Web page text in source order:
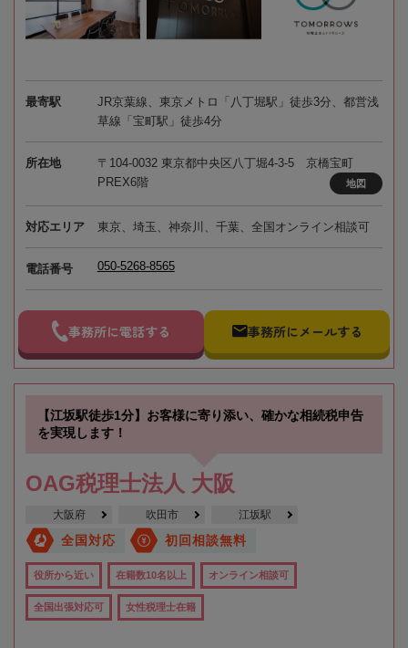
最寄駅
JR京葉線、東京メトロ「八丁堀駅」徒歩3分、都営浅
草線「宝町駅」徒歩4分
所在地
〒104-0032 東京都中央区八丁堀4-3-5 京橋宝町
PREX6階
地図
対応エリア 東京、埼玉、神奈川、千葉、全国オンライン相談可
電話番号 050-5268-8565
事務所に電話する 事務所にメールする
【江坂駅徒歩1分】お客様に寄り添い、確かな相続税申告
を実現します！
OAG税理士法人 大阪
大阪府 吹田市 江坂駅
全国対応 初回相談無料
役所から近い 在籍数10名以上 オンライン相談可
全国出張対応可 女性税理士在籍